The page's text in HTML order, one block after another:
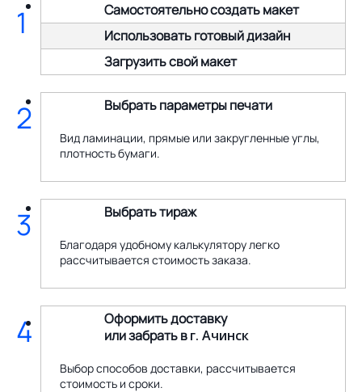
Самостоятельно создать макет
Использовать готовый дизайн
Загрузить свой макет
1
Выбрать параметры печати
Вид ламинации, прямые или закругленные углы,
плотность бумаги.
2
Выбрать тираж
Благодаря удобному калькулятору легко
рассчитывается стоимость заказа.
3
Оформить доставку
или забрать вг. Ачинск
Выбор способов доставки, рассчитывается
стоимость и сроки.
4